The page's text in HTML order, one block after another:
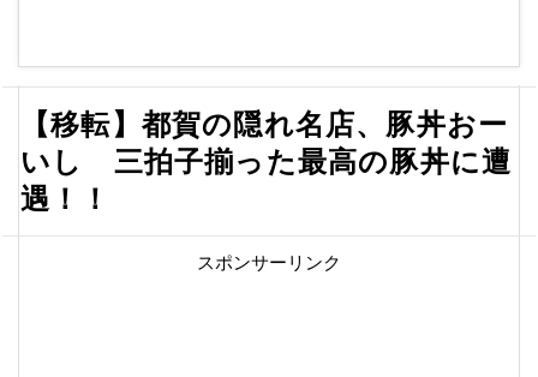
【移転】都賀の隠れ名店、豚丼おー
いし 三拍子揃った最高の豚丼に遭
遇！！
スポンサーリンク